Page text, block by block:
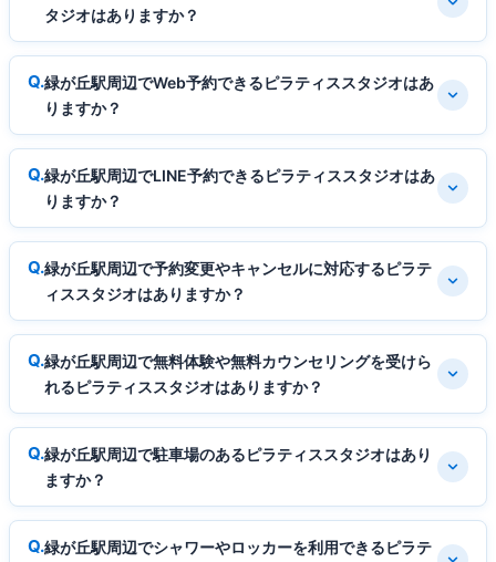
タジオはありますか？
緑が丘駅周辺でWeb予約できるピラティススタジオはあ
りますか？
緑が丘駅周辺でLINE予約できるピラティススタジオはあ
りますか？
緑が丘駅周辺で予約変更やキャンセルに対応するピラテ
ィススタジオはありますか？
緑が丘駅周辺で無料体験や無料カウンセリングを受けら
れるピラティススタジオはありますか？
緑が丘駅周辺で駐車場のあるピラティススタジオはあり
ますか？
緑が丘駅周辺でシャワーやロッカーを利用できるピラテ